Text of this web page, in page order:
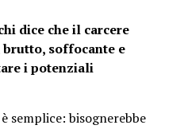
dice che il carcere
brutto, soffocante e
i potenziali
semplice: bisognerebbe